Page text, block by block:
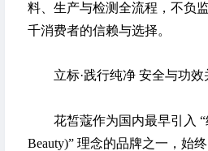
料、生产与检测全流程，不负
千消费者的信赖与选择。
立标·践行纯净 安全与功效
花皙蔻作为国内最早引入 “
Beauty)” 理念的品牌之一，始